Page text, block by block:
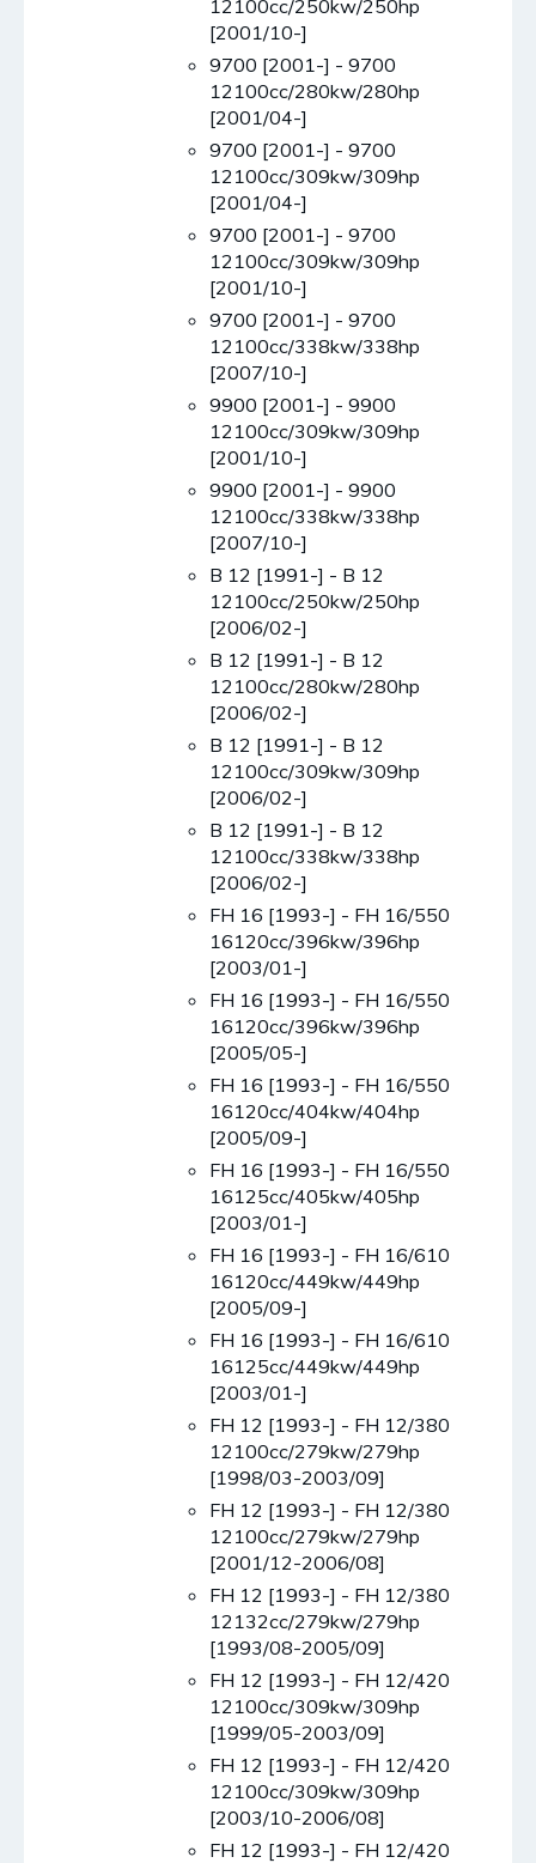
12100cc/250kw/250hp
[2001/10-]
9700 [2001-] - 9700
12100cc/280kw/280hp
[2001/04-]
9700 [2001-] - 9700
12100cc/309kw/309hp
[2001/04-]
9700 [2001-] - 9700
12100cc/309kw/309hp
[2001/10-]
9700 [2001-] - 9700
12100cc/338kw/338hp
[2007/10-]
9900 [2001-] - 9900
12100cc/309kw/309hp
[2001/10-]
9900 [2001-] - 9900
12100cc/338kw/338hp
[2007/10-]
B 12 [1991-] - B 12
12100cc/250kw/250hp
[2006/02-]
B 12 [1991-] - B 12
12100cc/280kw/280hp
[2006/02-]
B 12 [1991-] - B 12
12100cc/309kw/309hp
[2006/02-]
B 12 [1991-] - B 12
12100cc/338kw/338hp
[2006/02-]
FH 16 [1993-] - FH 16/550
16120cc/396kw/396hp
[2003/01-]
FH 16 [1993-] - FH 16/550
16120cc/396kw/396hp
[2005/05-]
FH 16 [1993-] - FH 16/550
16120cc/404kw/404hp
[2005/09-]
FH 16 [1993-] - FH 16/550
16125cc/405kw/405hp
[2003/01-]
FH 16 [1993-] - FH 16/610
16120cc/449kw/449hp
[2005/09-]
FH 16 [1993-] - FH 16/610
16125cc/449kw/449hp
[2003/01-]
FH 12 [1993-] - FH 12/380
12100cc/279kw/279hp
[1998/03-2003/09]
FH 12 [1993-] - FH 12/380
12100cc/279kw/279hp
[2001/12-2006/08]
FH 12 [1993-] - FH 12/380
12132cc/279kw/279hp
[1993/08-2005/09]
FH 12 [1993-] - FH 12/420
12100cc/309kw/309hp
[1999/05-2003/09]
FH 12 [1993-] - FH 12/420
12100cc/309kw/309hp
[2003/10-2006/08]
FH 12 [1993-] - FH 12/420